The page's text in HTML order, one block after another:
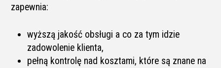
zapewnia:
wyższą jakość obsługi a co za tym idzie
zadowolenie klienta,
pełną kontrolę nad kosztami, które są znane na